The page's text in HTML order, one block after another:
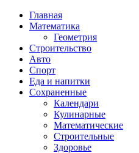
Главная
Математика
Геометрия
Строительство
Авто
Спорт
Еда и напитки
Сохраненные
Календари
Кулинарные
Математические
Строительные
Здоровье